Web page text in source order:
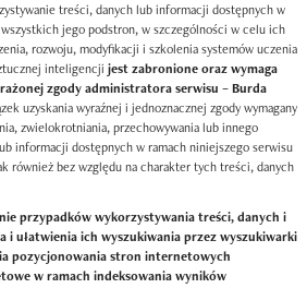
treści, danych lub informacji dostępnych w
jego podstron, w szczególności w celu ich
rozwoju, modyfikacji i szkolenia systemów uczenia
inteligencji jest zabronione oraz wymaga
zgody administratora serwisu – Burda
uzyskania wyraźnej i jednoznacznej zgody wymagany
zwielokrotniania, przechowywania lub innego
informacji dostępnych w ramach niniejszego serwisu
również bez względu na charakter tych treści, danych
przypadków wykorzystywania treści, danych i
i ułatwienia ich wyszukiwania przez wyszukiwarki
pozycjonowania stron internetowych
w ramach indeksowania wyników